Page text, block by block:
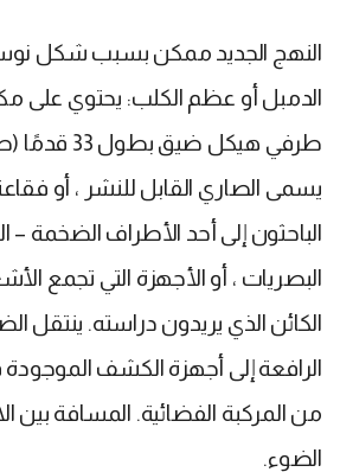
النهج الجديد ممكن بسبب شكل
الدمبل أو عظم الكلب: يحتوي على
يسمى الصاري القابل للنشر ، أو
الباحثون إلى أحد الأطراف الضخمة –
البصريات ، أو الأجهزة التي تجمع
الكائن الذي يريدون دراسته. ينتقل
الرافعة إلى أجهزة الكشف
من المركبة الفضائية. المسافة بين
الضوء.